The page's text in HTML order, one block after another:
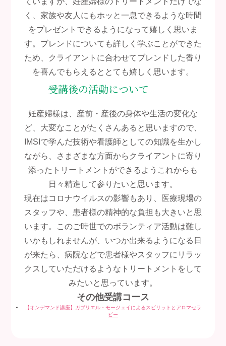
く、家族や友人にもホッと一息できるような時間
をプレゼントできるようになって嬉しく思いま
す。ブレンドについても詳しく学ぶことができた
ため、クライアントに合わせてブレンドした香り
を喜んでもらえるととても嬉しく思います。
受講後の活動について
妊産婦様は、産前・産後の身体や生活の変化な
ど、大変なことがたくさんあると思いますので、
IMSIで学んだ技術や看護師としての知識を生かし
ながら、さまざまな方面からクライアントに寄り
添ったトリートメントができるようこれからも
日々精進して参りたいと思います。
現在はコロナウイルスの影響もあり、医療現場の
スタッフや、患者様の精神的な負担も大きいと思
います。このご時世でのボランティア活動は難し
いかもしれませんが、いつか出来るようになる日
が来たら、病院などで患者様やスタッフにリラッ
クスしていただけるようなトリートメントをして
みたいと思っています。
その他受講コース
【オンデマンド講座】ガブリエル・モージェイによるスピリットとアロマセラ
ピー